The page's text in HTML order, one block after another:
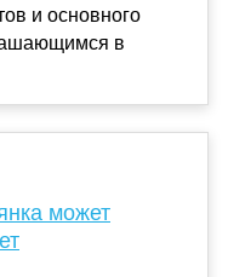
и основного
в
может